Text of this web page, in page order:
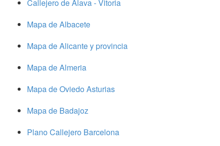
Callejero de Alava - Vitoria
Mapa de Albacete
Mapa de Alicante y provincia
Mapa de Almeria
Mapa de Oviedo Asturias
Mapa de Badajoz
Plano Callejero Barcelona